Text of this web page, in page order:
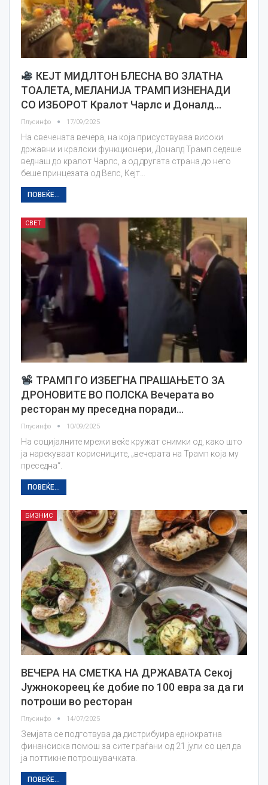
КЕЈТ МИДЛТОН БЛЕСНА ВО ЗЛАТНА
ТОАЛЕТА, МЕЛАНИЈА ТРАМП ИЗНЕНАДИ
СО ИЗБОРОТ Кралот Чарлс и Доналд…
Плусинфо 17/09/2025
На свечената вечера, на која присуствуваа високи
државни и кралски функционери, Доналд Трамп седеше
веднаш до кралот Чарлс, а од другата страна до него
беше принцезата од Велс, Кејт…
ПОВЕЌЕ...
СВЕТ
ТРАМП ГО ИЗБЕГНА ПРАШАЊЕТО ЗА
ДРОНОВИТЕ ВО ПОЛСКА Вечерата во
ресторан му преседна поради…
Плусинфо 10/09/2025
На социјалните мрежи веќе кружат снимки од, како што
ја нарекуваат корисниците, „вечерата на Трамп која му
преседна“.
ПОВЕЌЕ...
БИЗНИС
ВЕЧЕРА НА СМЕТКА НА ДРЖАВАТА Секој
Јужнокореец ќе добие по 100 евра за да ги
потроши во ресторан
Плусинфо 14/07/2025
Земјата се подготвува да дистрибуира еднократна
финансиска помош за сите граѓани од 21 јули со цел да
ја поттикне потрошувачката.
ПОВЕЌЕ...